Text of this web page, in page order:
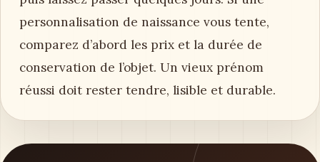
personnalisation de naissance vous tente,
comparez d’abord les prix et la durée de
conservation de l’objet. Un vieux prénom
réussi doit rester tendre, lisible et durable.